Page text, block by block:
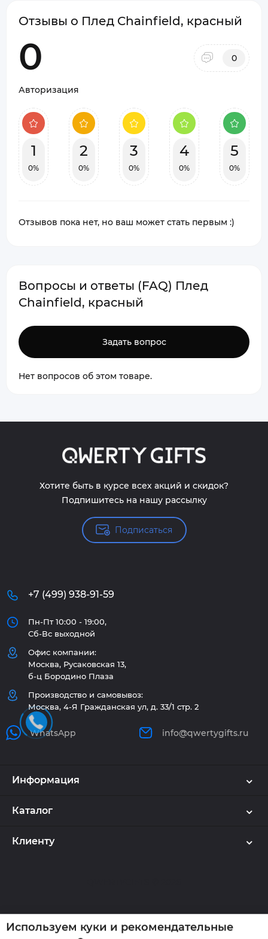
Отзывы о Плед Chainfield, красный
0 0
Авторизация
1
0%
2
0%
3
0%
4
0%
5
0%
Отзывов пока нет, но ваш может стать первым :)
Вопросы и ответы (FAQ) Плед
Chainfield, красный
Задать вопрос
Нет вопросов об этом товаре.
Хотите быть в курсе всех акций и скидок?
Подпишитесь на нашу рассылку
Подписаться
+7 (499) 938-91-59
Пн-Пт 10:00 - 19:00,
Сб-Вс выходной
Офис компании:
Москва, Русаковская 13,
б-ц Бородино Плаза
Производство и самовывоз:
Москва, 4-Я Гражданская ул, д. 33/1 стр. 2
WhatsApp info@qwertygifts.ru
Информация
Каталог
Клиенту
с политикой конфиденциальностии политикой
обработки cookie-файлов,а также предоставляете